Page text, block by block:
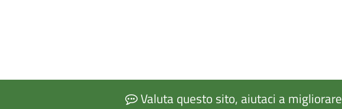
Valuta questo sito, aiutaci a migliorare